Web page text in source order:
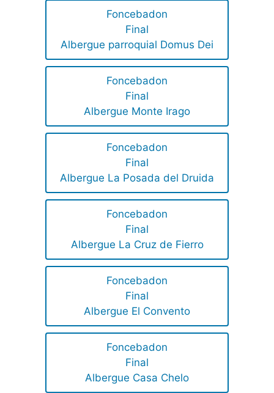
Foncebadon
Final
Albergue parroquial Domus Dei
Foncebadon
Final
Albergue Monte Irago
Foncebadon
Final
Albergue La Posada del Druida
Foncebadon
Final
Albergue La Cruz de Fierro
Foncebadon
Final
Albergue El Convento
Foncebadon
Final
Albergue Casa Chelo